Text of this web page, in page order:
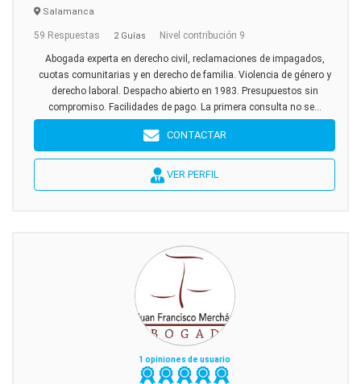
Salamanca
59 Respuestas 2 Guías Nivel contribución 9
Abogada experta en derecho civil, reclamaciones de impagados,
cuotas comunitarias y en derecho de familia. Violencia de género y
derecho laboral. Despacho abierto en 1983. Presupuestos sin
compromiso. Facilidades de pago. La primera consulta no se...
CONTACTAR
VER PERFIL
1 opiniones de usuario